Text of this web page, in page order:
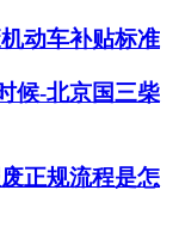
动车补贴标准
候-北京国三柴
正规流程是怎